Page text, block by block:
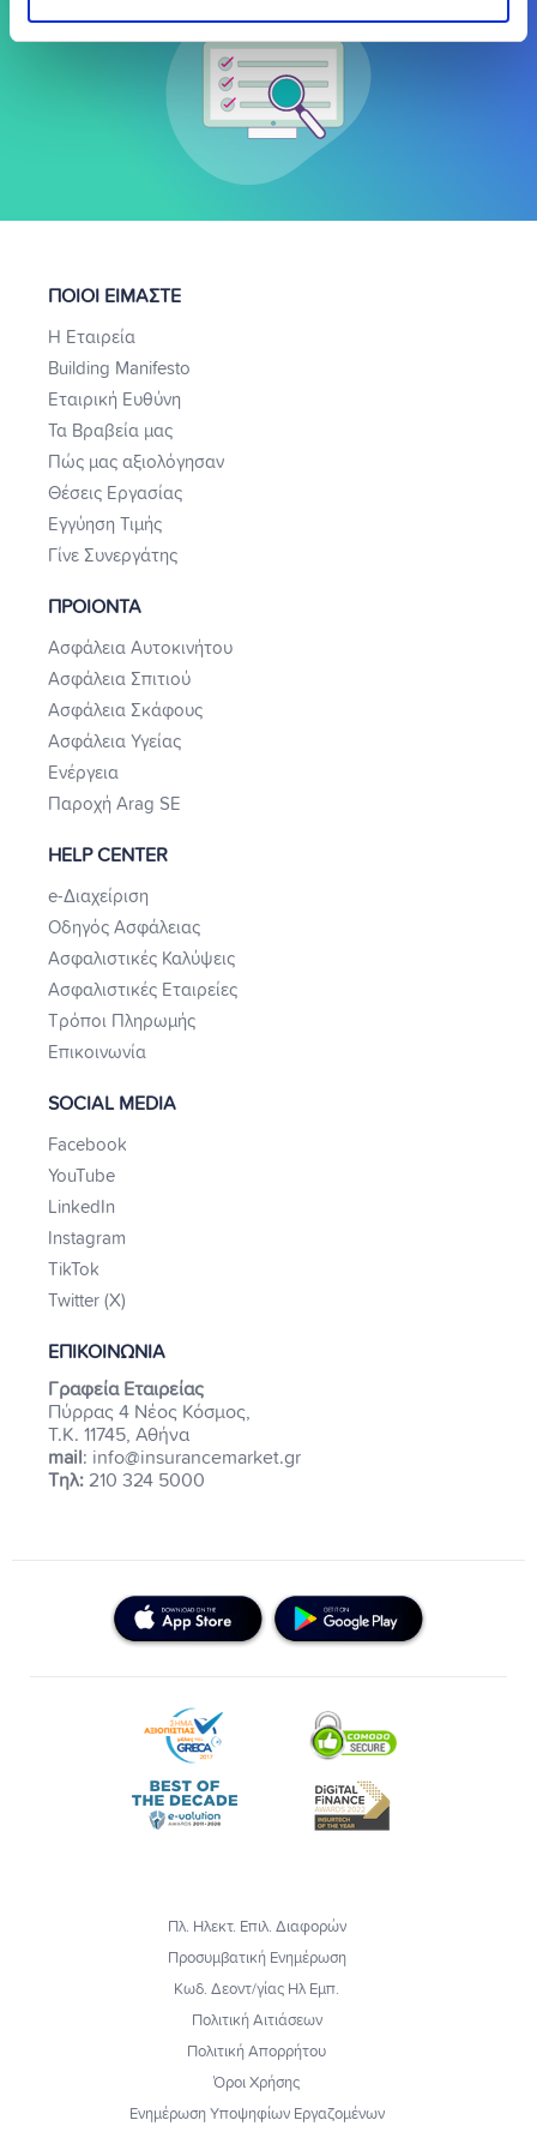
ΠΟΙΟΙ ΕΙΜΑΣΤΕ
Η Εταιρεία
Building Manifesto
Εταιρική Ευθύνη
Τα Βραβεία μας
Πώς μας αξιολόγησαν
Θέσεις Εργασίας
Εγγύηση Τιμής
Γίνε Συνεργάτης
ΠΡΟΙΟΝΤΑ
Ασφάλεια Αυτοκινήτου
Ασφάλεια Σπιτιού
Ασφάλεια Σκάφους
Ασφάλεια Υγείας
Ενέργεια
Παροχή Arag SE
HELP CENTER
e-Διαχείριση
Οδηγός Ασφάλειας
Ασφαλιστικές Καλύψεις
Ασφαλιστικές Εταιρείες
Τρόποι Πληρωμής
Επικοινωνία
SOCIAL MEDIA
Facebook
YouTube
LinkedIn
Instagram
TikTok
Twitter (X)
ΕΠΙΚΟΙΝΩΝΙΑ
Γραφεία Εταιρείας
Πύρρας 4 Νέος Κόσμος,
Τ.Κ. 11745, Αθήνα
mail: info@insurancemarket.gr
Τηλ: 210 324 5000
Πλ. Ηλεκτ. Επιλ. Διαφορών
Προσυμβατική Ενημέρωση
Κωδ. Δεοντ/γίας Ηλ Εμπ.
Πολιτική Αιτιάσεων
Πολιτική Απορρήτου
Όροι Χρήσης
Ενημέρωση Υποψηφίων Εργαζομένων